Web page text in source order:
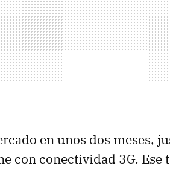
en unos dos meses,
con conectividad 3G. Ese